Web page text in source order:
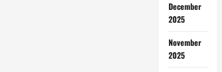
December
2025
November
2025